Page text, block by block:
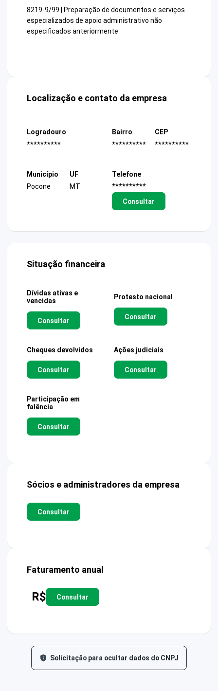
8219-9/99 | Preparação de documentos e serviços
especializados de apoio administrativo não
especificados anteriormente
Localização e contato da empresa
Logradouro
**********
Bairro
**********
CEP
**********
Município
Pocone
UF
MT
Telefone
**********
Consultar
Situação financeira
Dívidas ativas e
vencidas
Consultar
Protesto nacional
Consultar
Cheques devolvidos
Consultar
Ações judiciais
Consultar
Participação em
falência
Consultar
Sócios e administradores da empresa
Consultar
Faturamento anual
R$ Consultar
Solicitação para ocultar dados do CNPJ